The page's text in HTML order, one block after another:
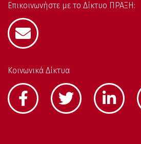
Επικοινωνήστε με το Δίκτυο ΠΡΑΞΗ:
Κοινωνικά Δίκτυα